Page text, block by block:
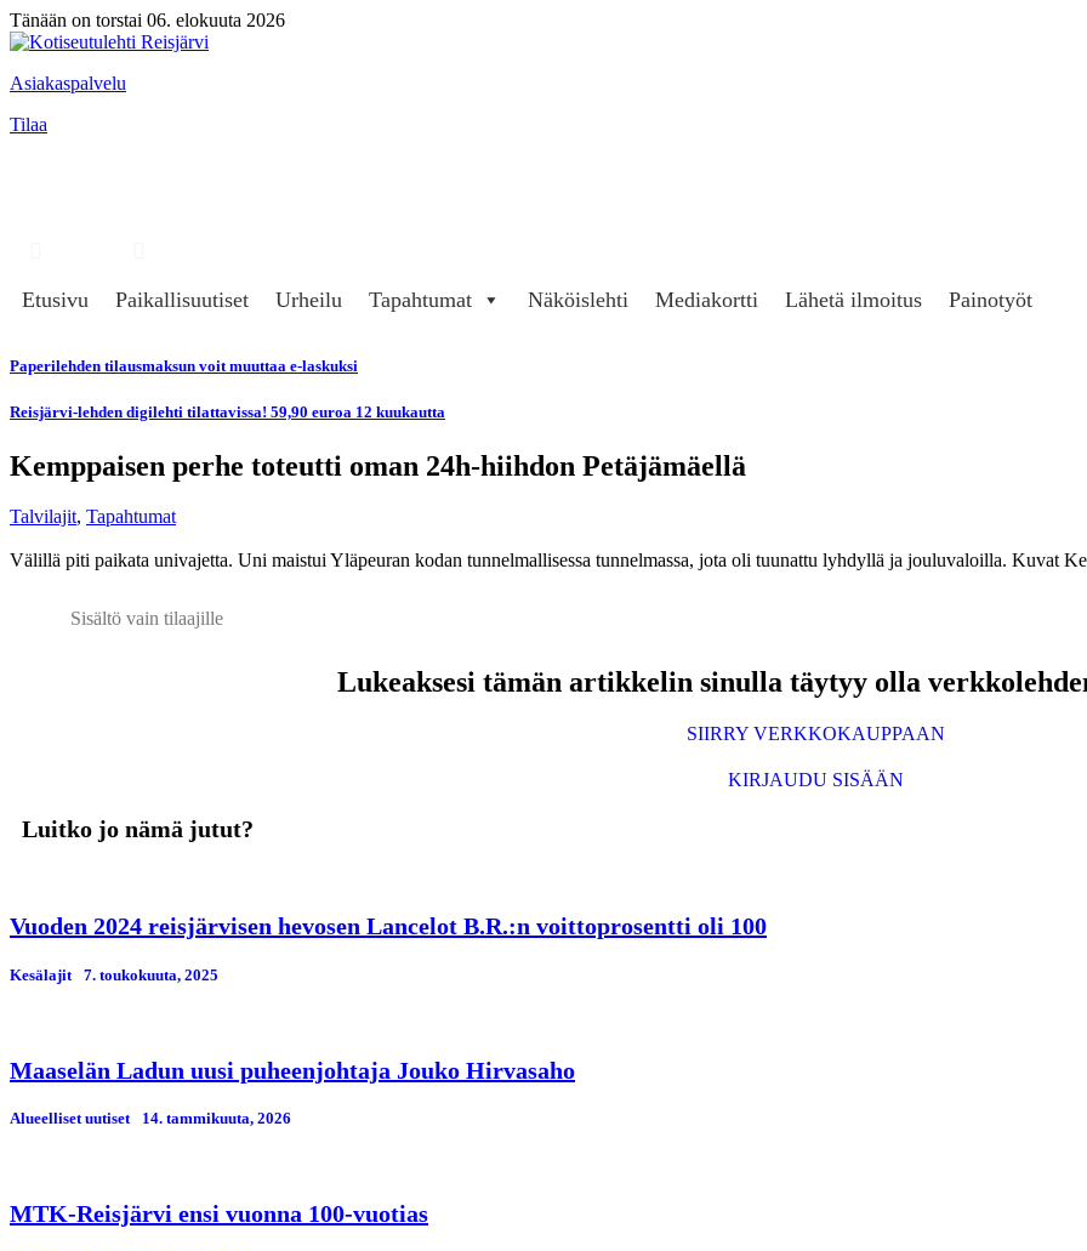
Tänään on torstai 06. elokuuta 2026
Asiakaspalvelu
Tilaa
Etusivu
Paikallisuutiset Urheilu Tapahtumat Näköislehti Mediakortti Lähetä ilmoitus Painotyöt
Paperilehden tilausmaksun voit muuttaa e-laskuksi
Reisjärvi-lehden digilehti tilattavissa! 59,90 euroa 12 kuukautta
Kemppaisen perhe toteutti oman 24h-hiihdon Petäjämäellä
Talvilajit, Tapahtumat
Välillä piti paikata univajetta. Uni maistui Yläpeuran kodan tunnelmallisessa tunnelmassa, jota oli tuunattu lyhdyllä ja jouluvaloilla. Kuvat
Sisältö vain tilaajille
Lukeaksesi tämän artikkelin sinulla täytyy olla
SIIRRY VERKKOKAUPPAAN
KIRJAUDU SISÄÄN
Luitko jo nämä jutut?
Vuoden 2024 reisjärvisen hevosen Lancelot B.R.:n voittoprosentti oli 100
Kesälajit 7. toukokuuta, 2025
Maaselän Ladun uusi puheenjohtaja Jouko Hirvasaho
Alueelliset uutiset 14. tammikuuta, 2026
MTK-Reisjärvi ensi vuonna 100-vuotias